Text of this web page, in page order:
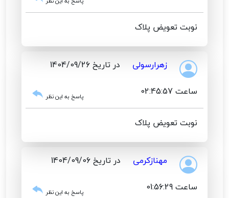
نوبت تعویض پلاک
زهرارسولی
در تاریخ 1404/09/26
ساعت 02:45:57
پاسخ به این نظر
نوبت تعویض پلاک
مهنازکرمی
در تاریخ 1404/09/06
ساعت 01:56:29
پاسخ به این نظر